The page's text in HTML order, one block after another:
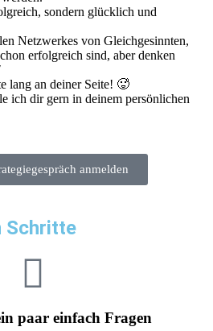
sondern glücklich und
Netzwerkes von Gleichgesinnten,
erfolgreich sind, aber denken
lang an deiner Seite! 🥵
ich dir gern in deinem persönlichen
anmelden
Schritte
paar einfach Fragen